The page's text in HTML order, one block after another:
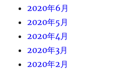
2020年6月
2020年5月
2020年4月
2020年3月
2020年2月